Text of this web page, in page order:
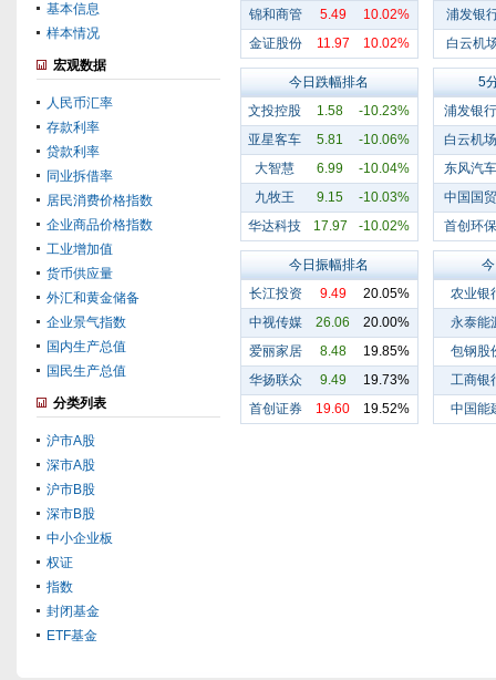
基本信息
样本情况
宏观数据
人民币汇率
存款利率
贷款利率
同业拆借率
居民消费价格指数
企业商品价格指数
工业增加值
货币供应量
外汇和黄金储备
企业景气指数
国内生产总值
国民生产总值
分类列表
沪市A股
深市A股
沪市B股
深市B股
中小企业板
权证
指数
封闭基金
ETF基金
锦和商管
5.49
10.02%
金证股份
11.97 10.02%
浦发银
白云机
今日跌幅排名
文投控股
1.58
-10.23%
亚星客车
5.81
-10.06%
大智慧
6.99
-10.04%
九牧王
9.15
-10.03%
华达科技
17.97 -10.02%
5
浦发银行
白云机场
东风汽车
中国国贸
首创环保
今日振幅排名
长江投资
9.49
20.05%
中视传媒
26.06
20.00%
爱丽家居
8.48
19.85%
华扬联众
9.49
19.73%
首创证券
19.60 19.52%
农业银
永泰能
包钢股
工商银
中国能